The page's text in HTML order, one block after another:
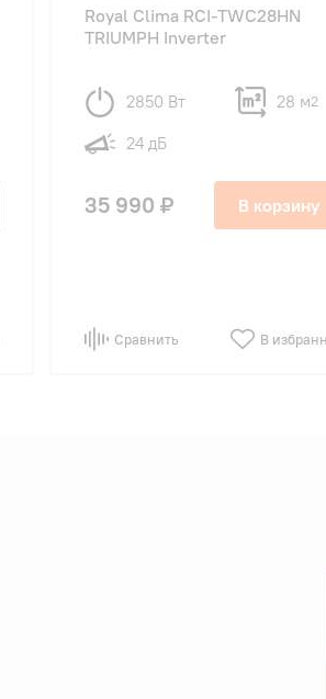
Royal Clima RCI-TWC28HN
TRIUMPH Inverter
2850 Вт 28 м2
24 дБ
35 990 ₽ В корзину
Сравнить В